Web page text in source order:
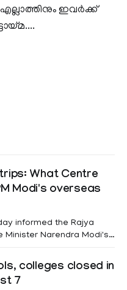
ഇവര്‍ക്ക്
What Centre
Modi's overseas
informed the Rajya
Minister Narendra Modi's
of State for External
reply to questions
colleges closed in
7